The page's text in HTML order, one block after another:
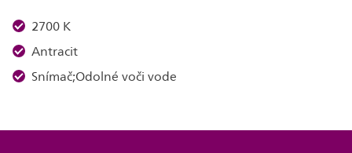
2700 K
Antracit
Snímač;Odolné voči vode